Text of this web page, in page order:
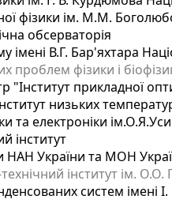
фізики ім. М.М.
обсерваторія
імені В.Г. Бар'яхтара
проблем фізики і
"Інститут прикладної
низьких
та електроніки
інститут
НАН України та МОН
інститут ім.
систем імені